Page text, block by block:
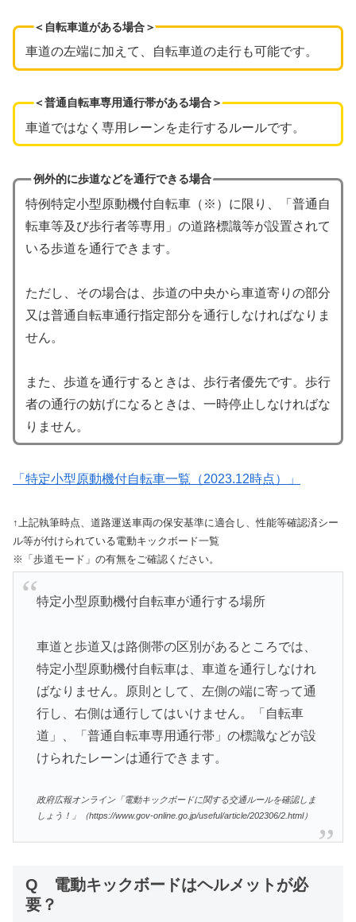
＜自転車道がある場合＞
車道の左端に加えて、自転車道の走行も可能です。
＜普通自転車専用通行帯がある場合＞
車道ではなく専用レーンを走行するルールです。
例外的に歩道などを通行できる場合
特例特定小型原動機付自転車（※）に限り、「普通自
転車等及び歩行者等専用」の道路標識等が設置されて
いる歩道を通行できます。
ただし、その場合は、歩道の中央から車道寄りの部分
又は普通自転車通行指定部分を通行しなければなりま
せん。
また、歩道を通行するときは、歩行者優先です。歩行
者の通行の妨げになるときは、一時停止しなければな
りません。
「特定小型原動機付自転車一覧（2023.12時点）」
↑上記執筆時点、道路運送車両の保安基準に適合し、性能等確認済シー
ル等が付けられている電動キックボード一覧
※「歩道モード」の有無をご確認ください。
特定小型原動機付自転車が通行する場所
車道と歩道又は路側帯の区別があるところでは、
特定小型原動機付自転車は、車道を通行しなけれ
ばなりません。原則として、左側の端に寄って通
行し、右側は通行してはいけません。「自転車
道」、「普通自転車専用通行帯」の標識などが設
けられたレーンは通行できます。
政府広報オンライン「電動キックボードに関する交通ルールを確認しま
しょう！」（https://www.gov-online.go.jp/useful/article/202306/2.html）
Q 電動キックボードはヘルメットが必
要？